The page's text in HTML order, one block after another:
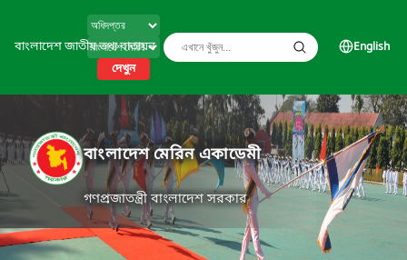
বাংলাদেশ জাতীয় তথ্য বাতায়ন
দেখুন
English
বাংলাদেশ মেরিন একাডেমী
গণপ্রজাতন্ত্রী বাংলাদেশ সরকার